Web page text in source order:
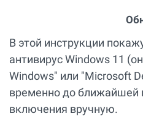
В этой инструкции
антивирус Windows 11
Windows" или "Microsoft
временно до ближайшей
включения вручную.